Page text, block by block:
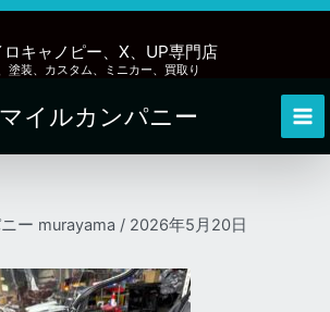
ロキャノピー、X、UP専門店
塗装、カスタム、ミニカー、買取り
イルカンパニー
ー murayama / 2026年5月20日